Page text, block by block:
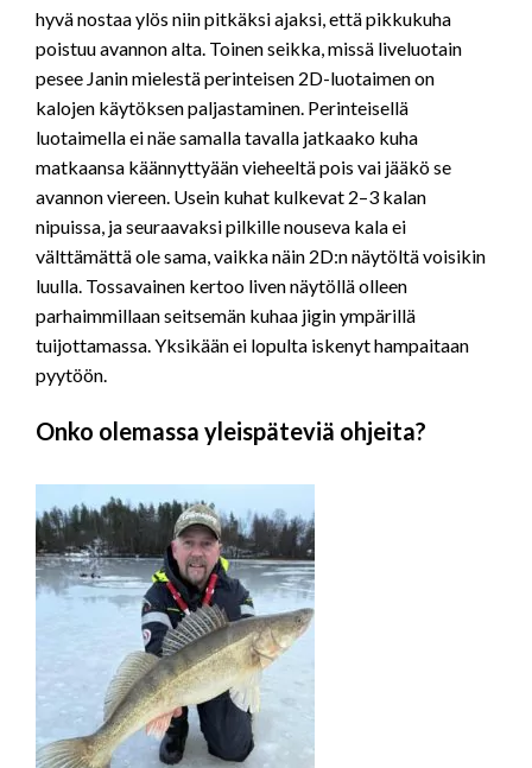
hyvä nostaa ylös niin pitkäksi ajaksi, että pikkukuha
poistuu avannon alta. Toinen seikka, missä liveluotain
pesee Janin mielestä perinteisen 2D-luotaimen on
kalojen käytöksen paljastaminen. Perinteisellä
luotaimella ei näe samalla tavalla jatkaako kuha
matkaansa käännyttyään vieheeltä pois vai jääkö se
avannon viereen. Usein kuhat kulkevat 2–3 kalan
nipuissa, ja seuraavaksi pilkille nouseva kala ei
välttämättä ole sama, vaikka näin 2D:n näytöltä voisikin
luulla. Tossavainen kertoo liven näytöllä olleen
parhaimmillaan seitsemän kuhaa jigin ympärillä
tuijottamassa. Yksikään ei lopulta iskenyt hampaitaan
pyytöön.
Onko olemassa yleispäteviä ohjeita?